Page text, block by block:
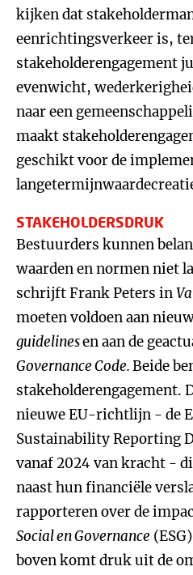
kijken dat
eenrichtingsverkeer is,
stakeholderengagement
evenwicht,
naar een
maakt
geschikt voor de
STAKEHOLDERSDRUK
Bestuurders kunnen
waarden en normen niet
schrijft Frank Peters in
moeten voldoen aan
guidelinesen aan de
Governance Code.Beide
stakeholderengagement.
nieuwe EU-richtlijn - de
Sustainability Reporting
vanaf 2024 van kracht -
naast hun financiële
rapporteren over de
Social en Governance
boven komt druk uit de